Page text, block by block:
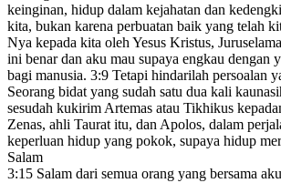
keinginan, hidup dalam kejahatan dan
kita, bukan karena perbuatan baik yang telah
Nya kepada kita oleh Yesus Kristus,
ini benar dan aku mau supaya engkau dengan
bagi manusia. 3:9 Tetapi hindarilah persoalan
Seorang bidat yang sudah satu dua kali
sesudah kukirim Artemas atau Tikhikus
Zenas, ahli Taurat itu, dan Apolos, dalam
keperluan hidup yang pokok, supaya hidup
Salam
3:15 Salam dari semua orang yang bersama